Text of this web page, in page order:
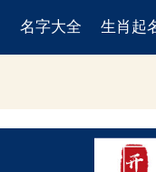
名字大全 生肖起